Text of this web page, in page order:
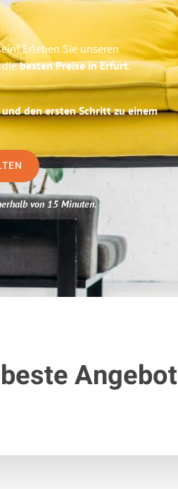
Erleben Sie unseren
diebesten Preise in Erfurt.
den ersten Schritt zu einem
von 15 Minuten.
beste Angebot